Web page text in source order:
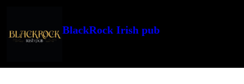
BlackRock Irish pub